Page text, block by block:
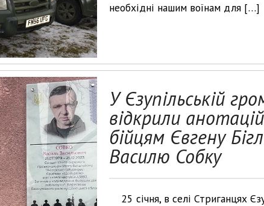
необхідні нашим воїнам для […]
У Єзупільській
відкрили
бійцям Євгену
Василю Собку
25 січня, в селі Стриганцях